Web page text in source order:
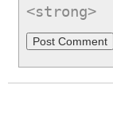
<strong>